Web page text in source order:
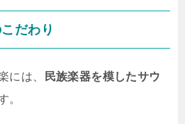
だわり
には、
民族楽器を模したサウ
。